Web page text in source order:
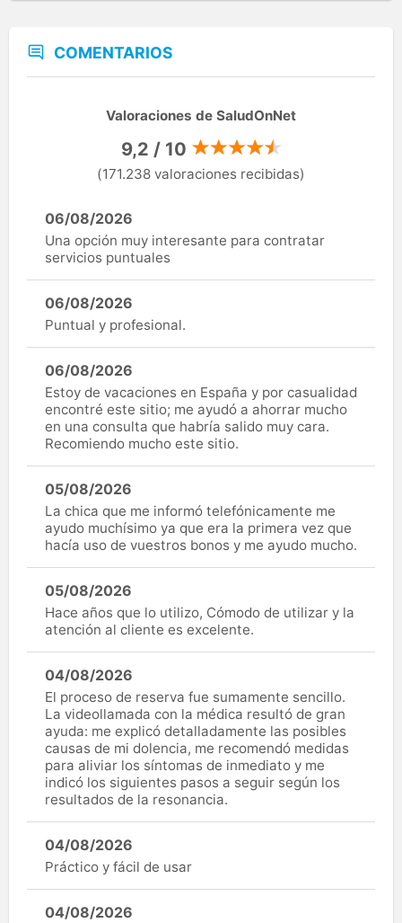
COMENTARIOS
Valoraciones de SaludOnNet
9,2 / 10
(171.238 valoraciones recibidas)
06/08/2026
Una opción muy interesante para contratar
servicios puntuales
06/08/2026
Puntual y profesional.
06/08/2026
Estoy de vacaciones en España y por casualidad
encontré este sitio; me ayudó a ahorrar mucho
en una consulta que habría salido muy cara.
Recomiendo mucho este sitio.
05/08/2026
La chica que me informó telefónicamente me
ayudo muchísimo ya que era la primera vez que
hacía uso de vuestros bonos y me ayudo mucho.
05/08/2026
Hace años que lo utilizo, Cómodo de utilizar y la
atención al cliente es excelente.
04/08/2026
El proceso de reserva fue sumamente sencillo.
La videollamada con la médica resultó de gran
ayuda: me explicó detalladamente las posibles
causas de mi dolencia, me recomendó medidas
para aliviar los síntomas de inmediato y me
indicó los siguientes pasos a seguir según los
resultados de la resonancia.
04/08/2026
Práctico y fácil de usar
04/08/2026